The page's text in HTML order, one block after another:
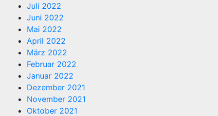
Juli 2022
Juni 2022
Mai 2022
April 2022
März 2022
Februar 2022
Januar 2022
Dezember 2021
November 2021
Oktober 2021